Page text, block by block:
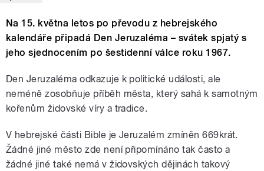
Na 15. května letos po převodu z hebrejského
kalendáře připadá Den Jeruzaléma – svátek spjatý s
jeho sjednocením po šestidenní válce roku 1967.
Den Jeruzaléma odkazuje k politické události, ale
neméně zosobňuje příběh města, který sahá k samotným
kořenům židovské víry a tradice.
V hebrejské části Bible je Jeruzalém zmíněn 669krát.
Žádné jiné město zde není připomínáno tak často a
žádné jiné také nemá v židovských dějinách takový